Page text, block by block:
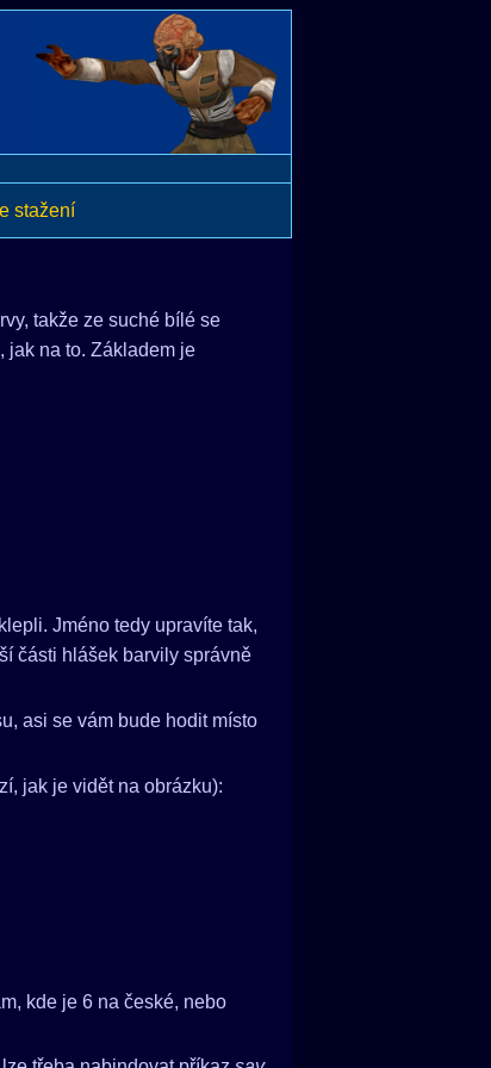
stažení
takže ze suché bílé se
jak na to. Základem je
Jméno tedy upravíte tak,
části hlášek barvily správně
asi se vám bude hodit místo
jak je vidět na obrázku):
kde je 6 na české, nebo